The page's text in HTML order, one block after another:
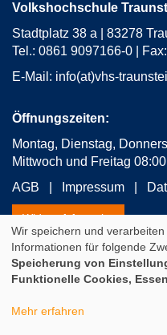
Volkshochschule
Stadtplatz 38 a | 83278
Tel.: 0861 9097166-0 |
E-Mail: info(at)vhs-
Öffnungszeiten:
Montag, Dienstag,
Mittwoch und Freitag
AGB
Impressum
Widerrufsformular
Cookie Einstellungen
Kontrast
Wir speichern und
Informationen für folgende
Speicherung von
Funktionelle Cookies,
Mehr erfahren